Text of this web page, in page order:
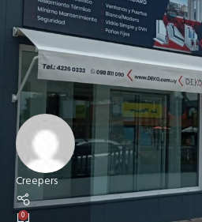
Creepers
0